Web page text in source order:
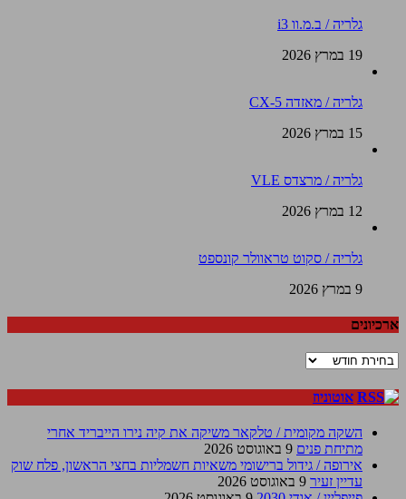
גלריה / ב.מ.וו i3
19 במרץ 2026
גלריה / מאזדה CX-5
15 במרץ 2026
גלריה / מרצדס VLE
12 במרץ 2026
גלריה / סקוט טראוולר קונספט
9 במרץ 2026
ארכיונים
ארכיונים
אוטוניוז
השקה מקומית / טלקאר משיקה את קיה נירו הייבריד אחרי
מתיחת פנים 9 באוגוסט 2026
אירופה / גידול ברישומי משאיות חשמליות בחצי הראשון, פלח שוק
עדיין זעיר 9 באוגוסט 2026